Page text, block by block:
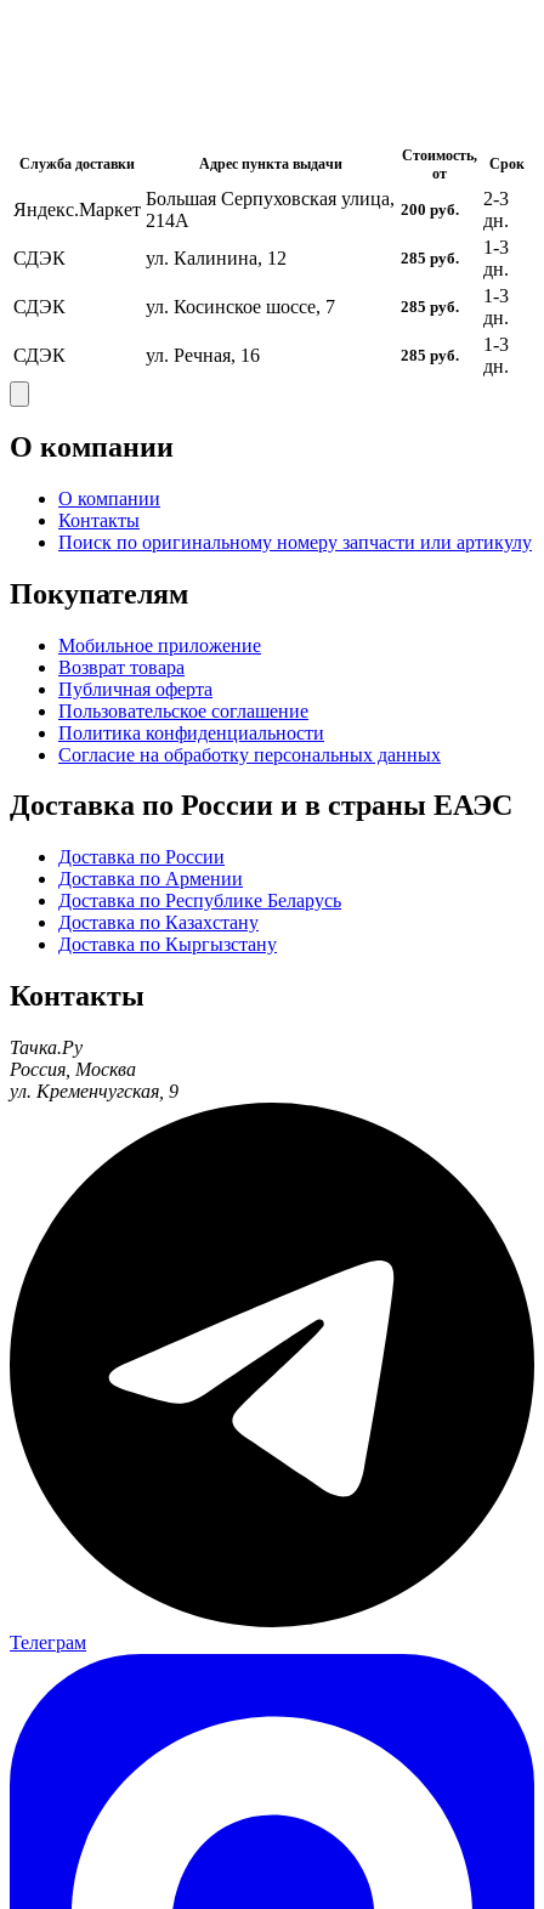
Служба доставки Адрес пункта выдачи
Стоимость,
от
Срок
Яндекс.Маркет
Большая Серпуховская улица,
214А
200 руб.
2-3
дн.
СДЭК
ул. Калинина, 12 285 руб.
1-3
дн.
СДЭК
ул. Косинское шоссе, 7 285 руб.
1-3
дн.
СДЭК
ул. Речная, 16 285 руб.
1-3
дн.
О компании
О компании
Контакты
Поиск по оригинальному номеру запчасти или артикулу
Покупателям
Мобильное приложение
Возврат товара
Публичная оферта
Пользовательское соглашение
Политика конфиденциальности
Согласие на обработку персональных данных
Доставка по России и в страны ЕАЭС
Доставка по России
Доставка по Армении
Доставка по Республике Беларусь
Доставка по Казахстану
Доставка по Кыргызстану
Контакты
Тачка.Ру
Россия Москва
ул. Кременчугская, 9
Телеграм